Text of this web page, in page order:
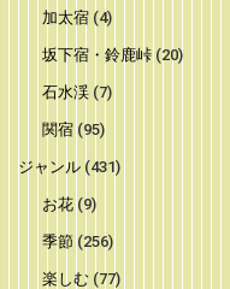
加太宿(4)
坂下宿・鈴鹿峠(20)
石水渓(7)
関宿(95)
ジャンル (431)
お花(9)
季節 (256)
楽しむ (77)